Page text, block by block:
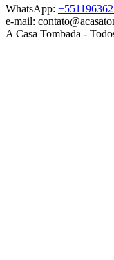
WhatsApp:
e-mail:
A Casa Tombada -